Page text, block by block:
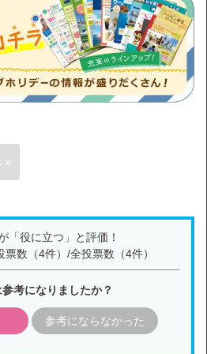
»
「役に立つ」と評価！
票数（4件）/全投票数（4件）
考になりましたか？
参考にならなかった